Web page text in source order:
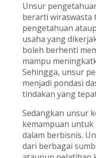
Unsur
berarti wiraswasta
pengetahuan
usaha yang
boleh berhenti
mampu
Sehingga, unsur
menjadi pondasi
tindakan yang
Sedangkan unsur
kemampuan untuk
dalam berbisnis.
dari berbagai